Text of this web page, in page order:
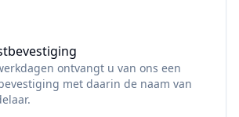
ontvangt u van ons een
met daarin de naam van